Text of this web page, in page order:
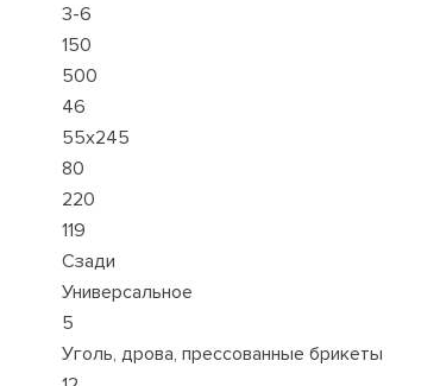
3-6
150
500
46
55х245
80
220
119
Сзади
Универсальное
5
Уголь, дрова, прессованные брикеты